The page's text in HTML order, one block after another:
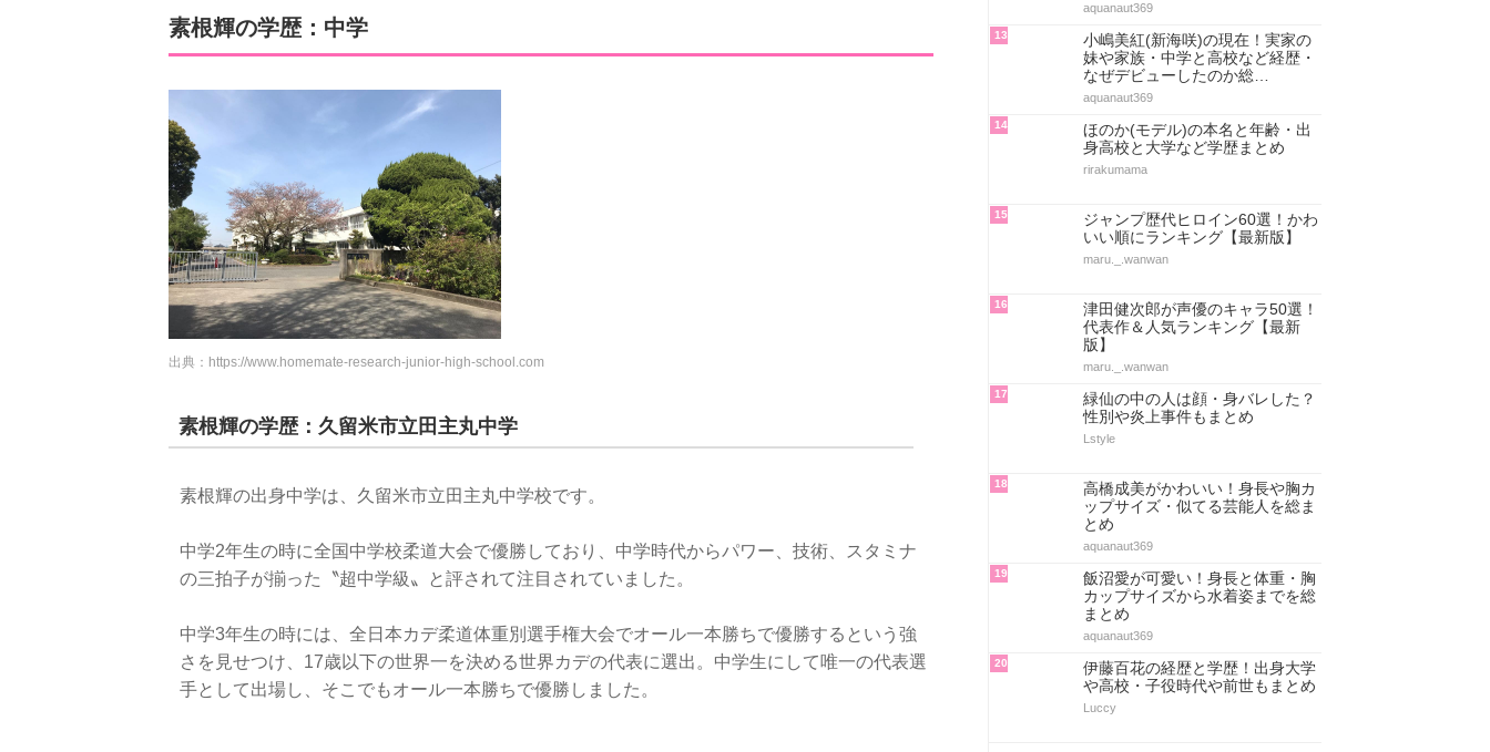
素根輝の学歴：中学
出典： https://www.homemate-research-junior-high-school.com
素根輝の学歴：久留米市立田主丸中学
素根輝の出身中学は、久留米市立田主丸中学校です。
中学2年生の時に全国中学校柔道大会で優勝しており、中学時代からパワー、技術、スタミナ
の三拍子が揃った〝超中学級〟と評されて注目されていました。
中学3年生の時には、全日本カデ柔道体重別選手権大会でオール一本勝ちで優勝するという強
さを見せつけ、17歳以下の世界一を決める世界カデの代表に選出。中学生にして唯一の代表選
手として出場し、そこでもオール一本勝ちで優勝しました。
aquanaut369
13
小嶋美紅(新海咲)の現在！実家の
妹や家族・中学と高校など経歴・
なぜデビューしたのか総…
aquanaut369
14
ほのか(モデル)の本名と年齢・出
身高校と大学など学歴まとめ
rirakumama
15
ジャンプ歴代ヒロイン60選！かわ
いい順にランキング【最新版】
maru._.wanwan
16
津田健次郎が声優のキャラ50選！
代表作＆人気ランキング【最新
版】
maru._.wanwan
17
緑仙の中の人は顔・身バレした？
性別や炎上事件もまとめ
Lstyle
18
高橋成美がかわいい！身長や胸カ
ップサイズ・似てる芸能人を総ま
とめ
aquanaut369
19
飯沼愛が可愛い！身長と体重・胸
カップサイズから水着姿までを総
まとめ
aquanaut369
20
伊藤百花の経歴と学歴！出身大学
や高校・子役時代や前世もまとめ
Luccy